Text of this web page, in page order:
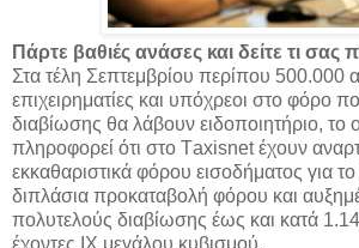
Πάρτε βαθιές ανάσες και δείτε τι σας
Στα τέλη Σεπτεμβρίου περίπου 500.000
επιχειρηματίες και υπόχρεοι στο φόρο
διαβίωσης θα λάβουν ειδοποιητήριο, το
πληροφορεί ότι στο Τaxisnet έχουν
εκκαθαριστικά φόρου εισοδήματος για
διπλάσια προκαταβολή φόρου και
πολυτελούς διαβίωσης έως και κατά
έχοντες ΙΧ μεγάλου κυβισμού.